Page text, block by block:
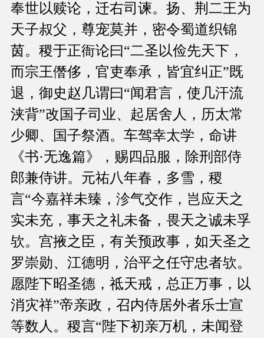
奉世以赎论，迁右司谏。扬、荆二王为
天子叔父，尊宠莫并，密令蜀道织锦
茵。稷于正衙论曰“二圣以俭先天下，
而宗王僭侈，官吏奉承，皆宜纠正”既
退，御史赵几谓曰“闻君言，使几汗流
浃背”改国子司业、起居舍人，历太常
少卿、国子祭酒。车驾幸太学，命讲
《书·无逸篇》，赐四品服，除刑部侍
郎兼侍讲。元祐八年春，多雪，稷
言“今嘉祥未臻，沴气交作，岂应天之
实未充，事天之礼未备，畏天之诚未孚
欤。宫掖之臣，有关预政事，如天圣之
罗崇勋、江德明，治平之任守忠者欤。
愿陛下昭圣德，祗天戒，总正万事，以
消灾祥”帝亲政，召内侍居外者乐士宣
等数人。稷言“陛下初亲万机，未闻登